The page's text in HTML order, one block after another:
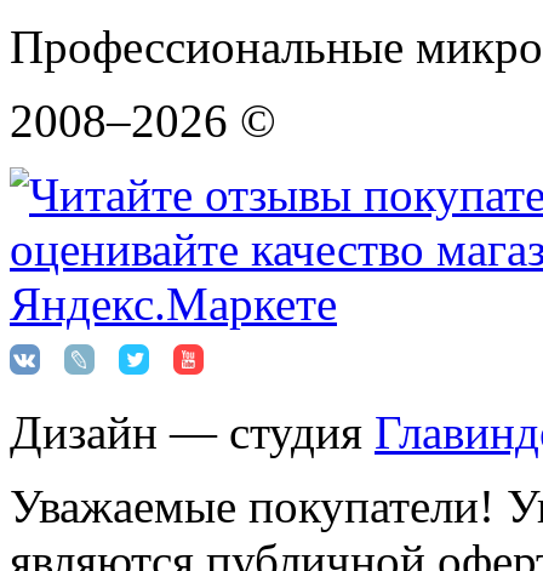
Профессиональные
2008–2026 ©
Дизайн — студия
Уважаемые покупатели!
являются публичной